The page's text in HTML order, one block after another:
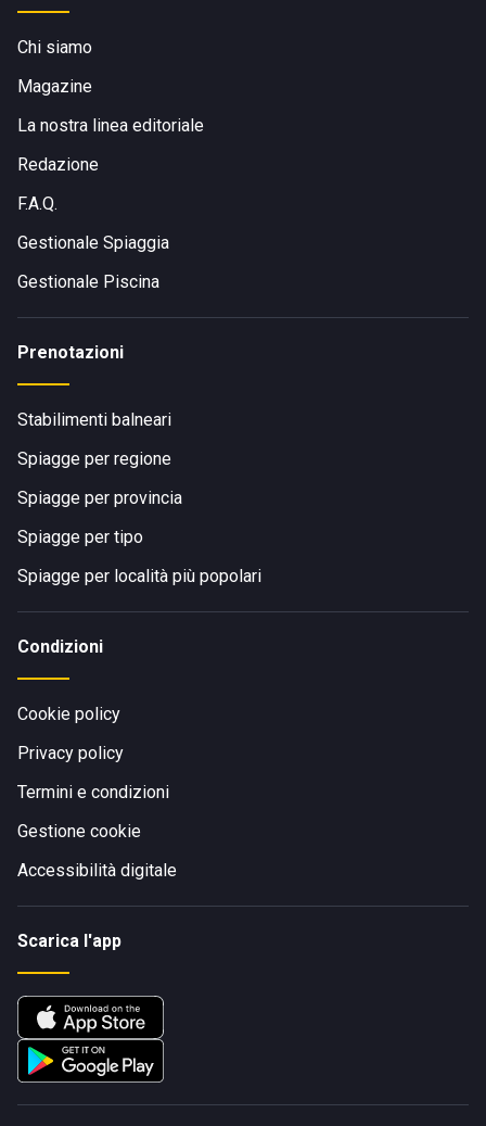
Chi siamo
Magazine
La nostra linea editoriale
Redazione
F.A.Q.
Gestionale Spiaggia
Gestionale Piscina
Prenotazioni
Stabilimenti balneari
Spiagge per regione
Spiagge per provincia
Spiagge per tipo
Spiagge per località più popolari
Condizioni
Cookie policy
Privacy policy
Termini e condizioni
Gestione cookie
Accessibilità digitale
Scarica l'app